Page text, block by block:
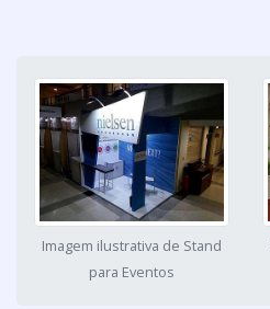
Imagem ilustrativa de Stand
para Eventos